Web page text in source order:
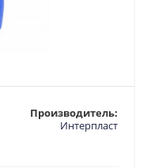
Производитель:
Интерпласт